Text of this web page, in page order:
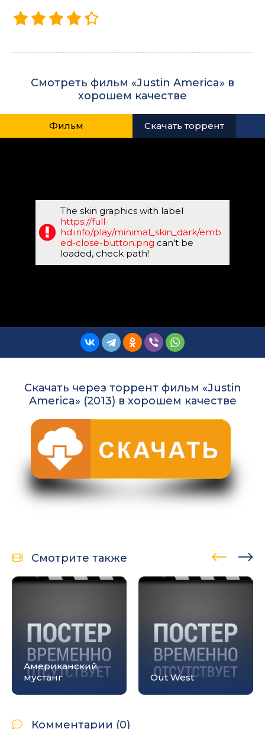
Смотреть фильм «Justin America» в
хорошем качестве
Фильм Скачать торрент
The skin graphics with label
https://full-
hd.info/play/minimal_skin_dark/emb
ed-close-button.png can't be
loaded, check path!
Скачать через торрент фильм «Justin
America» (2013) в хорошем качестве
Смотрите также
Американский
мустанг
Out West
Комментарии (0)